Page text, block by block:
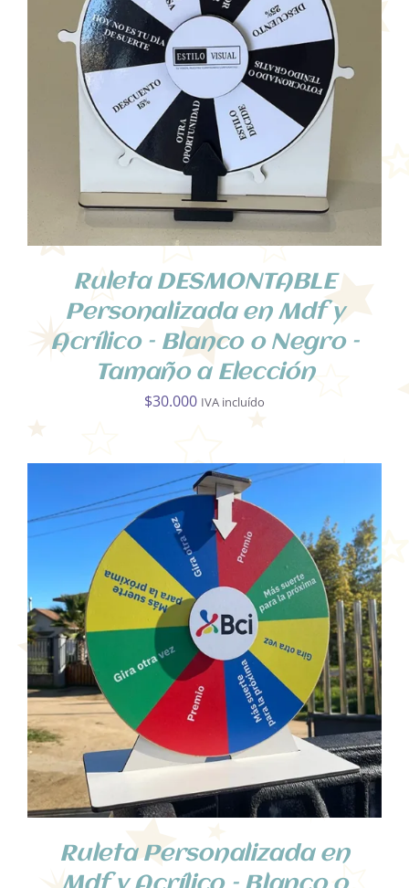
SELECCIONA OPCIONES
/
DETALLES
Ruleta DESMONTABLE
Personalizada en Mdf y
Acrílico – Blanco o Negro –
Tamaño a Elección
$30.000 IVA incluído
SELECCIONA OPCIONES
DETALLES
Ruleta Personalizada en